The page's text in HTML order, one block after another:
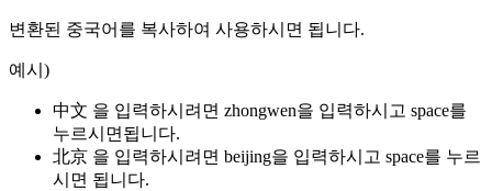
변환된 중국어를 복사하여 사용하시면 됩니다.
예시)
中文 을 입력하시려면 zhongwen을 입력하시고 space를
누르시면됩니다.
北京 을 입력하시려면 beijing을 입력하시고 space를 누르
시면 됩니다.